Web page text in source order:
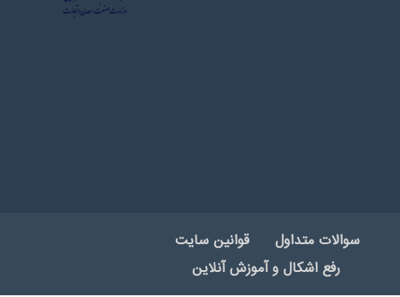
سوالات متداول
قوانین سایت
رفع اشکال و آموزش آنلاین